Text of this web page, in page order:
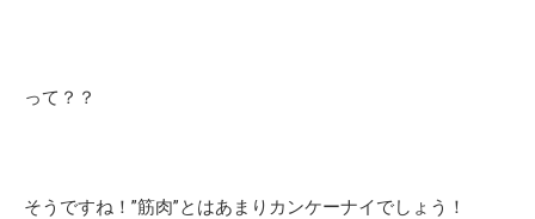
って？？
そうですね！”筋肉”とはあまりカンケーナイでしょう！